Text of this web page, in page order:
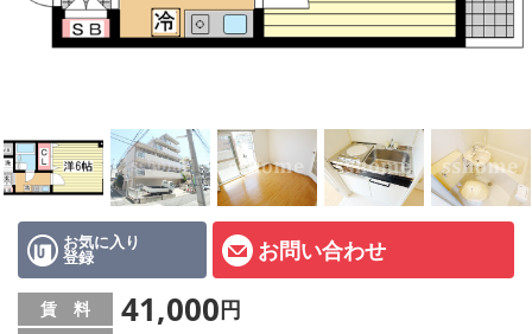
地図から探す
メールでお問い合わせ
お気に入り
登録 お問い合わせ
賃 料 41,000円